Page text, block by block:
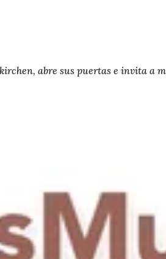
abre sus puertas e invita a